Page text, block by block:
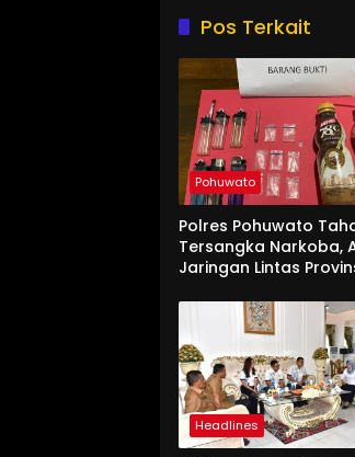
Pos Terkait
Pohuwato
Polres Pohuwato
Tersangka Narkoba,
Jaringan Lintas
Headlines